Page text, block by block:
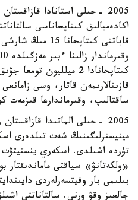
2005 -جىلى استانادا
اكادەميالىق كىتاپحاناسى
كىتاپحانادا 2 ميلليون
قازىنالارىمەن قاتار، وسى
ساقتالىپ، وقىرماندارعا قىزمەت
2005 -جىلى الماتىدا
مينيسترلىگىنىڭ شەت تىلدەرى
تۇردە اشىلدى. اسكەري
«ولكەتانۋ» سياقتى ماماندىقتار
بىلىمى بار وفيتسەرلەردى
جالعىز وقۋ ورنى. سالتاناتتى